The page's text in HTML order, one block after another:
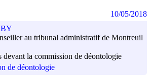
au tribunal administratif de Montreuil
devant la commission de déontologie
de déontologie
10/05/2018